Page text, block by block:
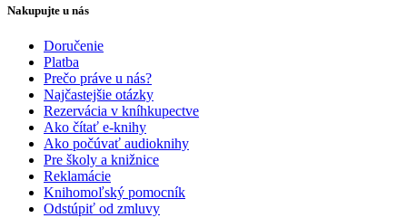
Nakupujte u nás
Doručenie
Platba
Prečo práve u nás?
Najčastejšie otázky
Rezervácia v kníhkupectve
Ako čítať e-knihy
Ako počúvať audioknihy
Pre školy a knižnice
Reklamácie
Knihomoľský pomocník
Odstúpiť od zmluvy